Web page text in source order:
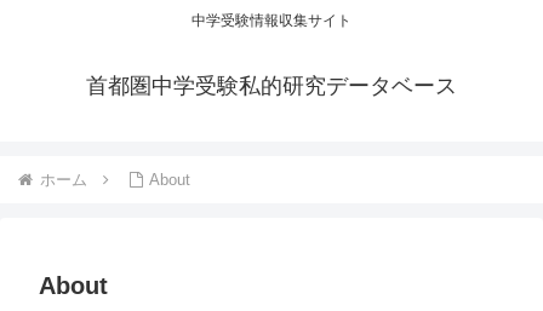
中学受験情報収集サイト
首都圏中学受験私的研究データベース
ホーム About
About